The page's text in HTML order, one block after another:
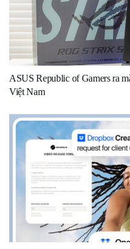
ASUS Republic of Gamers ra
Việt Nam